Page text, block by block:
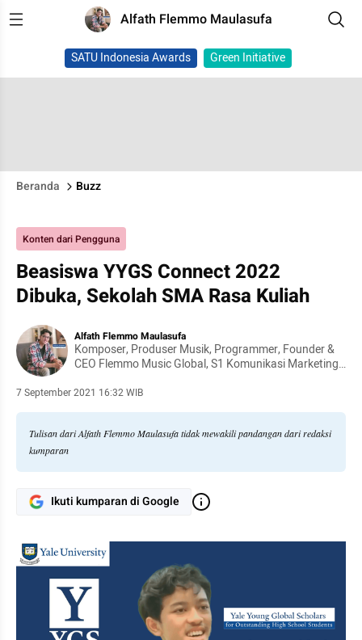
Alfath Flemmo Maulasufa
SATU Indonesia Awards Green Initiative
Beranda Buzz
Konten dari Pengguna
Beasiswa YYGS Connect 2022
Dibuka, Sekolah SMA Rasa Kuliah
Alfath Flemmo Maulasufa
Komposer, Produser Musik, Programmer, Founder &
CEO Flemmo Music Global, S1 Komunikasi Marketing
Universitas Presiden Jababeka Cikarang, dan
7 September 2021 16:32 WIB
Tulisan dari Alfath Flemmo Maulasufa tidak mewakili pandangan dari redaksi
kumparan
Ikuti kumparan di Google